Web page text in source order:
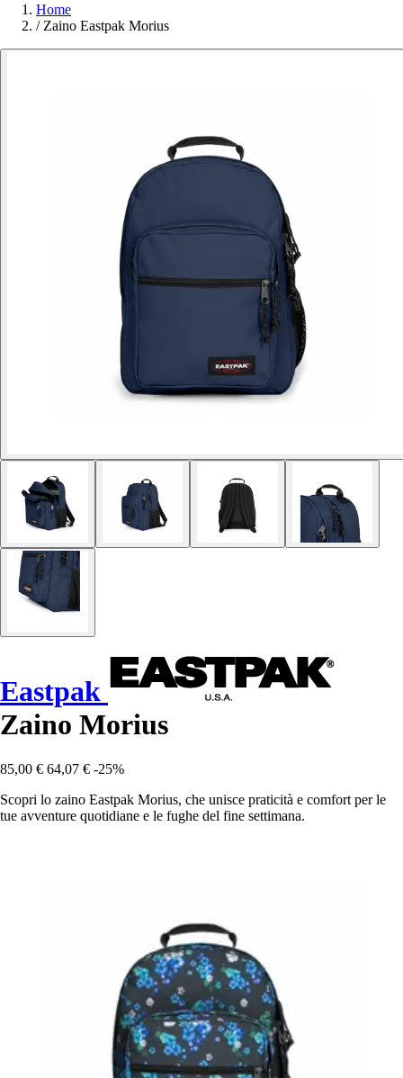
Home
/ Zaino Eastpak Morius
Eastpak
Zaino Morius
85,00 € 64,07 € -25%
Scopri lo zaino Eastpak Morius, che unisce praticità e comfort per le
tue avventure quotidiane e le fughe del fine settimana.